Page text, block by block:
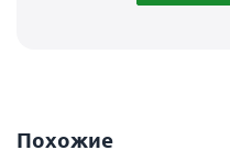
Похожие